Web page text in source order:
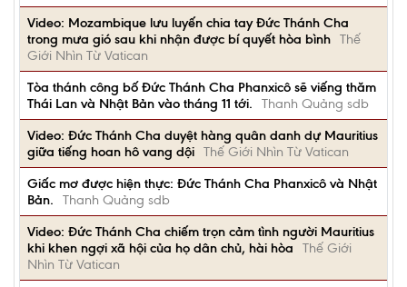
Video: Mozambique lưu luyến chia tay Đức Thánh Cha
trong mưa gió sau khi nhận được bí quyết hòa bình Thế
Giới Nhìn Từ Vatican
Tòa thánh công bố Đức Thánh Cha Phanxicô sẽ viếng thăm
Thái Lan và Nhật Bản vào tháng 11 tới.
Thanh Quảng sdb
Video: Đức Thánh Cha duyệt hàng quân danh dự Mauritius
giữa tiếng hoan hô vang dội Thế Giới Nhìn Từ Vatican
Giấc mơ được hiện thực: Đức Thánh Cha Phanxicô và Nhật
Bản.
Thanh Quảng sdb
Video: Đức Thánh Cha chiếm trọn cảm tình người Mauritius
khi khen ngợi xã hội của họ dân chủ, hài hòa
Thế Giới
Nhìn Từ Vatican